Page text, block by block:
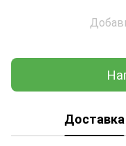
Доставка